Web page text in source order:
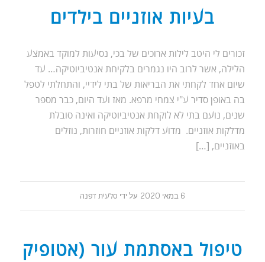
בעיות אוזניים בילדים
זכורים לי היטב לילות ארוכים של בכי, נסיעות למוקד באמצע
הלילה, אשר לרוב היו נגמרים בלקיחת אנטיביוטיקה… עד
שיום אחד לקחתי את הבריאות של בתי לידיי, והתחלתי לטפל
בה באופן סדיר ע"י צמחי מרפא. מאז ועד היום, כבר מספר
שנים, נועם בתי לא לוקחת אנטיביוטיקה ואינה סובלת
מדלקות אוזניים. מדוע דלקות אוזניים חוזרות, נוזלים
באוזניים, […]
6 במאי 2020 על ידי סלעית דפנה
טיפול באסתמת עור (אטופיק